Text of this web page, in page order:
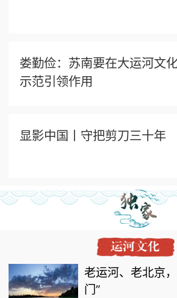
娄勤俭：苏南要在大运河文
示范引领作用
显影中国丨守把剪刀三十年
老运河、老北京
门”